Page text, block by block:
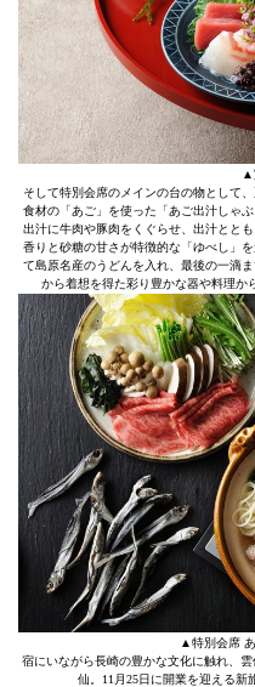
▲
そして特別会席のメインの台の物として
食材の「あご」を使った「あご出汁しゃ
出汁に牛肉や豚肉をくぐらせ、出汁とと
香りと砂糖の甘さが特徴的な「ゆべし」
て島原名産のうどんを入れ、最後の一滴
から着想を得た彩り豊かな器や料理か
▲特別会席
宿にいながら長崎の豊かな文化に触れ、
仙。11月25日に開業を迎える新